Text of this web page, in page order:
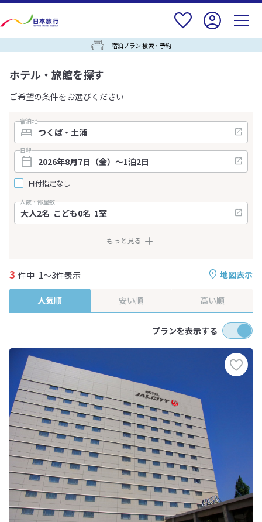
宿泊プラン 検索・予約
ホテル・旅館を探す
ご希望の条件をお選びください
宿泊地
日程
日付指定なし
人数・部屋数
もっと見る
地図表示
3 件中 1～3件表示
人気順 安い順 高い順
プランを表示する